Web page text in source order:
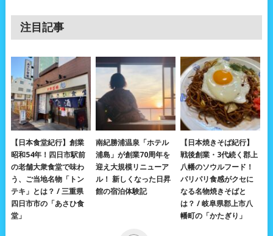
注目記事
【日本食堂紀行】創業
昭和54年！四日市駅前
の老舗大衆食堂で味わ
う、ご当地名物「トン
テキ」とは？ / 三重県
四日市市の「あさひ食
堂」
南紀勝浦温泉「ホテル
浦島」が創業70周年を
迎え大規模リニューア
ル！ 新しくなった日昇
館の宿泊体験記
【日本焼きそば紀行】
戦後創業・3代続く郡上
八幡のソウルフード！
パリパリ食感がクセに
なる名物焼きそばと
は？ / 岐阜県郡上市八
幡町の「かたぎり」